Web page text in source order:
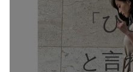
「ひ
と言